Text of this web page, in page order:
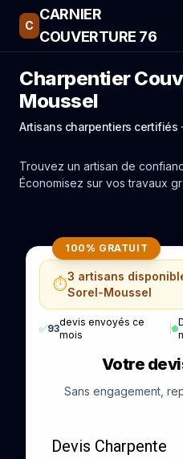
C
CARNIER
COUVERTURE 76
Charpentier
Moussel
Artisans charpentiers certifiés
Trouvez un artisan de
Économisez sur vos travaux
100% GRATUIT
⏱️3 artisans
Sorel-Moussel
✅93
devis envoyés ce
mois
|
Votre
Sans engagement,
Devis Charpente